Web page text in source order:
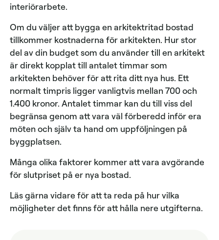
interiörarbete.
Om du väljer att bygga en arkitektritad bostad
tillkommer kostnaderna för arkitekten. Hur stor
del av din budget som du använder till en arkitekt
är direkt kopplat till antalet timmar som
arkitekten behöver för att rita ditt nya hus. Ett
normalt timpris ligger vanligtvis mellan 700 och
1.400 kronor. Antalet timmar kan du till viss del
begränsa genom att vara väl förberedd inför era
möten och själv ta hand om uppföljningen på
byggplatsen.
Många olika faktorer kommer att vara avgörande
för slutpriset på er nya bostad.
Läs gärna vidare för att ta reda på hur vilka
möjligheter det finns för att hålla nere utgifterna.